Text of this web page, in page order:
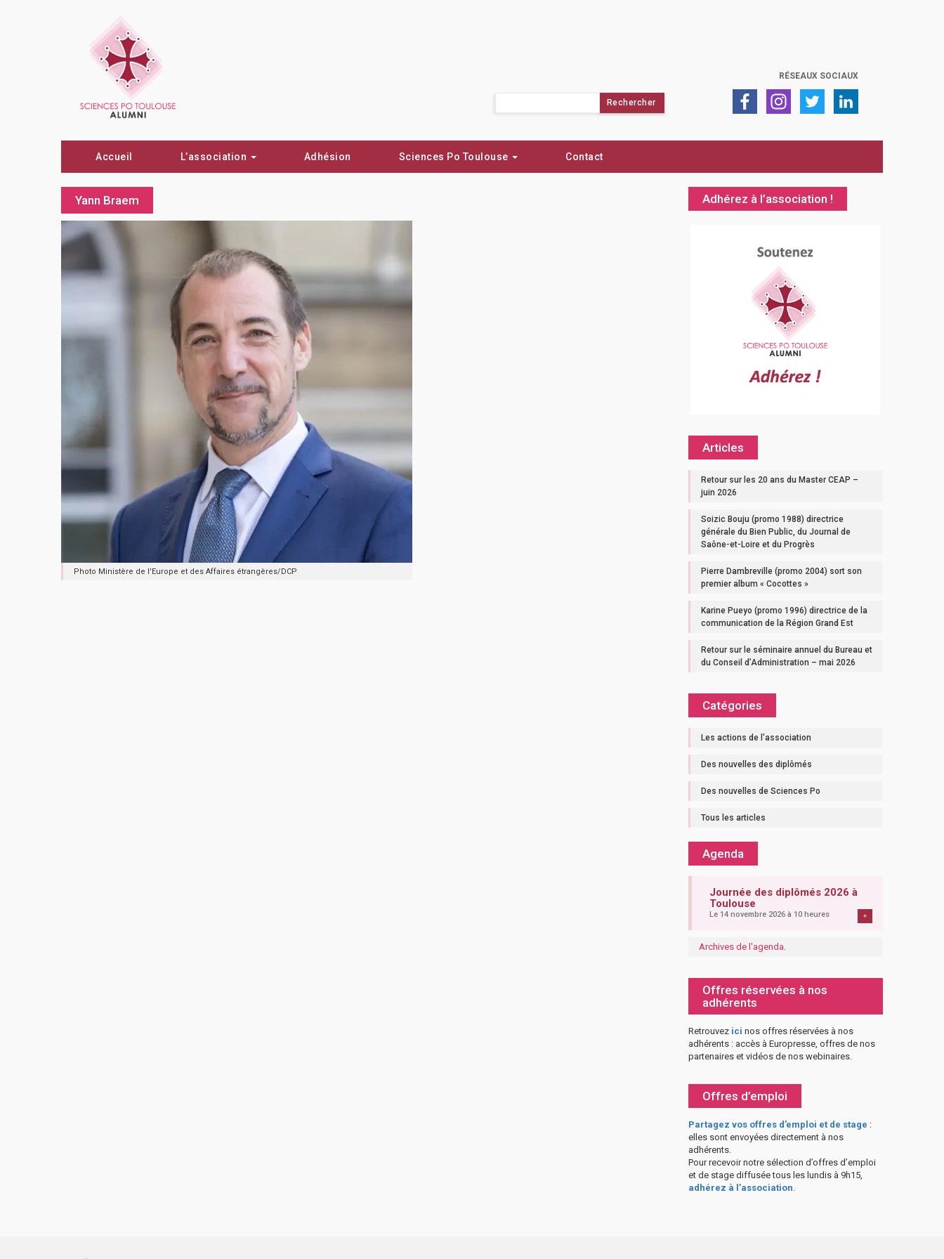
RÉSEAUX SOCIAUX
Accueil L’association Adhésion Sciences Po Toulouse Contact
Yann Braem
Photo Ministère de l'Europe et des Affaires étrangères/DCP
Adhérez à l’association !
Articles
Retour sur les 20 ans du Master CEAP –
juin 2026
Soizic Bouju (promo 1988) directrice
générale du Bien Public, du Journal de
Saône-et-Loire et du Progrès
Pierre Dambreville (promo 2004) sort son
premier album « Cocottes »
Karine Pueyo (promo 1996) directrice de la
communication de la Région Grand Est
Retour sur le séminaire annuel du Bureau et
du Conseil d’Administration – mai 2026
Catégories
Les actions de l'association
Des nouvelles des diplômés
Des nouvelles de Sciences Po
Tous les articles
Agenda
Journée des diplômés 2026 à
Toulouse
Le 14 novembre 2026 à 10 heures +
Archives de l'agenda.
Offres réservées à nos
adhérents
Retrouvez ici nos offres réservées à nos
adhérents : accès à Europresse, offres de nos
partenaires et vidéos de nos webinaires.
Offres d’emploi
Partagez vos offres d’emploi et de stage :
elles sont envoyées directement à nos
adhérents.
Pour recevoir notre sélection d’offres d’emploi
et de stage diffusée tous les lundis à 9h15,
adhérez à l’association.